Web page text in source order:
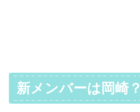
新メンバーは岡崎？